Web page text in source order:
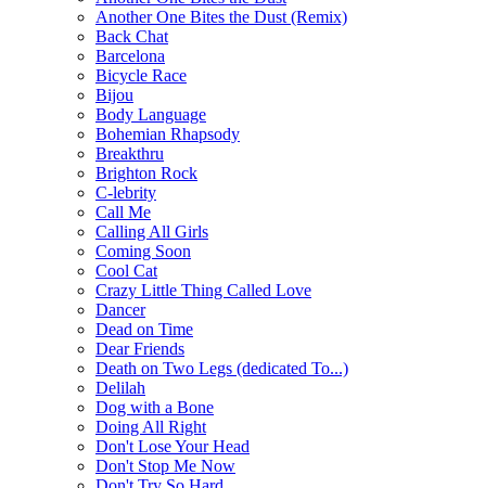
Another One Bites the Dust (Remix)
Back Chat
Barcelona
Bicycle Race
Bijou
Body Language
Bohemian Rhapsody
Breakthru
Brighton Rock
C-lebrity
Call Me
Calling All Girls
Coming Soon
Cool Cat
Crazy Little Thing Called Love
Dancer
Dead on Time
Dear Friends
Death on Two Legs (dedicated To...)
Delilah
Dog with a Bone
Doing All Right
Don't Lose Your Head
Don't Stop Me Now